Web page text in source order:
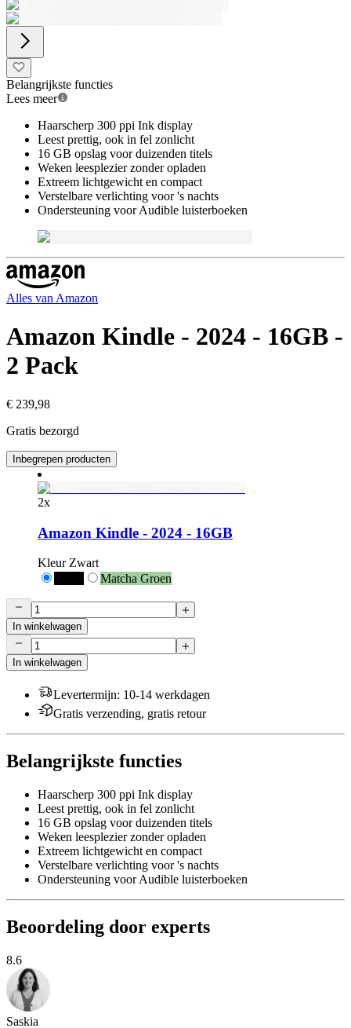
Belangrijkste functies
Lees meer
Haarscherp 300 ppi Ink display
Leest prettig, ook in fel zonlicht
16 GB opslag voor duizenden titels
Weken leesplezier zonder opladen
Extreem lichtgewicht en compact
Verstelbare verlichting voor 's nachts
Ondersteuning voor Audible luisterboeken
Alles van Amazon
Amazon Kindle - 2024 - 16GB -
2 Pack
€ 239,98
Gratis bezorgd
Inbegrepen producten
2x
Amazon Kindle - 2024 - 16GB
Kleur Zwart
Matcha Groen
In winkelwagen
In winkelwagen
Levertermijn: 10-14 werkdagen
Gratis verzending, gratis retour
Belangrijkste functies
Haarscherp 300 ppi Ink display
Leest prettig, ook in fel zonlicht
16 GB opslag voor duizenden titels
Weken leesplezier zonder opladen
Extreem lichtgewicht en compact
Verstelbare verlichting voor 's nachts
Ondersteuning voor Audible luisterboeken
Beoordeling door experts
8.6
Saskia